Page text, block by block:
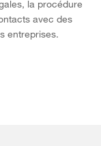
la procédure
avec des
entreprises.